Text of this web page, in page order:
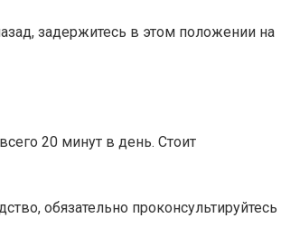
задержитесь в этом положении на
20 минут в день. Стоит
обязательно проконсультируйтесь